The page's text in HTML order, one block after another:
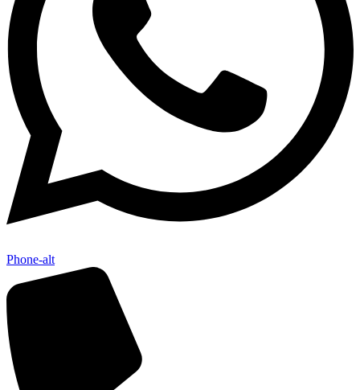
Phone-alt